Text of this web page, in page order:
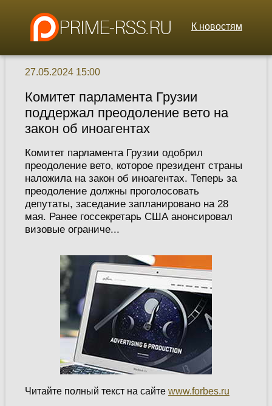
К новостям
27.05.2024 15:00
Комитет парламента Грузии
поддержал преодоление вето на
закон об иноагентах
Комитет парламента Грузии одобрил
преодоление вето, которое президент страны
наложила на закон об иноагентах. Теперь за
преодоление должны проголосовать
депутаты, заседание запланировано на 28
мая. Ранее госсекретарь США анонсировал
визовые ограниче...
Читайте полный текст на сайте www.forbes.ru